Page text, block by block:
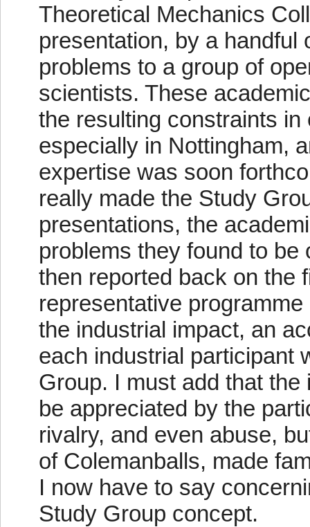
Theoretical Mechanics
presentation, by a handful
problems to a group of
scientists. These
the resulting constraints
especially in Nottingham,
expertise was soon
really made the Study
presentations, the
problems they found to
then reported back on the
representative
the industrial impact, an
each industrial participant
Group. I must add that
be appreciated by the
rivalry, and even abuse,
of Colemanballs, made
I now have to say
Study Group concept.